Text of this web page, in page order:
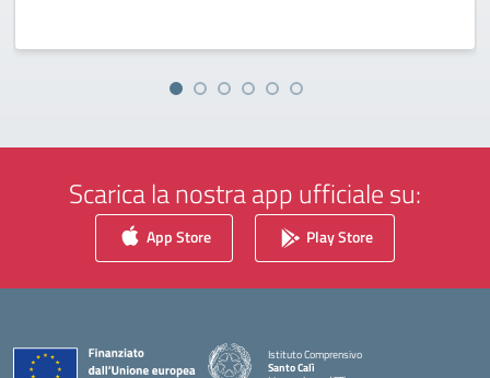
Scarica la nostra app ufficiale su:
App Store Play Store
Istituto Comprensivo
Santo Calì